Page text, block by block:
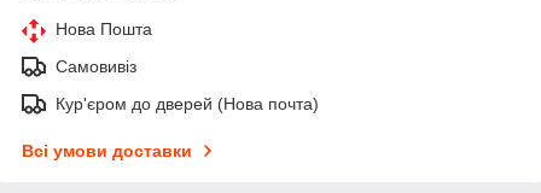
Нова Пошта
Самовивіз
Кур'єром до дверей (Нова почта)
Всі умови доставки